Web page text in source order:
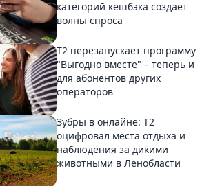
категорий кешбэка создает
волны спроса
Т2 перезапускает программу
"Выгодно вместе" – теперь и
для абонентов других
операторов
Зубры в онлайне: Т2
оцифровал места отдыха и
наблюдения за дикими
животными в Ленобласти